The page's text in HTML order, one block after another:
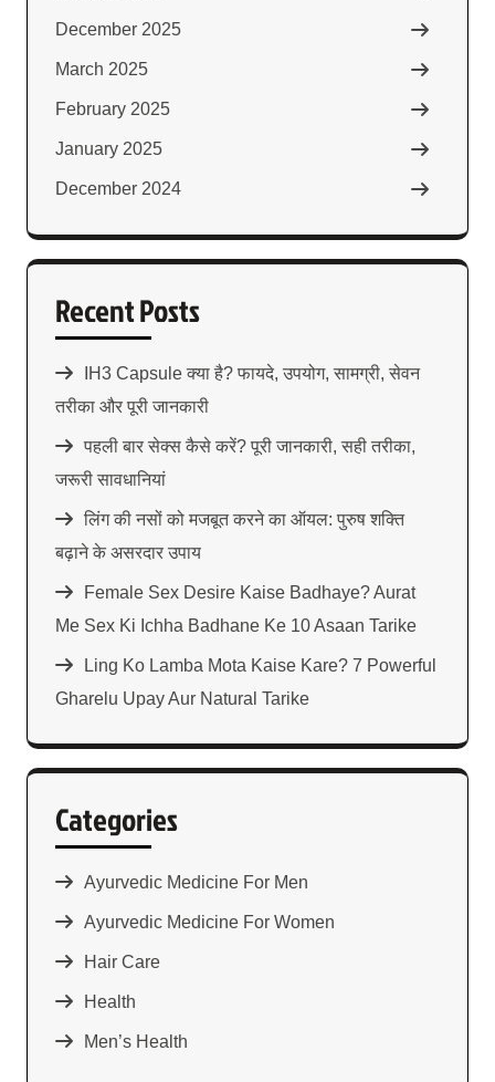
December 2025
March 2025
February 2025
January 2025
December 2024
Recent Posts
IH3 Capsule क्या है? फायदे, उपयोग, सामग्री, सेवन
तरीका और पूरी जानकारी
पहली बार सेक्स कैसे करें? पूरी जानकारी, सही तरीका,
जरूरी सावधानियां
लिंग की नसों को मजबूत करने का ऑयल: पुरुष शक्ति
बढ़ाने के असरदार उपाय
Female Sex Desire Kaise Badhaye? Aurat
Me Sex Ki Ichha Badhane Ke 10 Asaan Tarike
Ling Ko Lamba Mota Kaise Kare? 7 Powerful
Gharelu Upay Aur Natural Tarike
Categories
Ayurvedic Medicine For Men
Ayurvedic Medicine For Women
Hair Care
Health
Men’s Health